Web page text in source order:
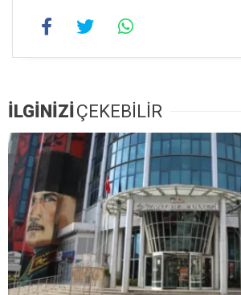
İLGİNİZİÇEKEBİLİR